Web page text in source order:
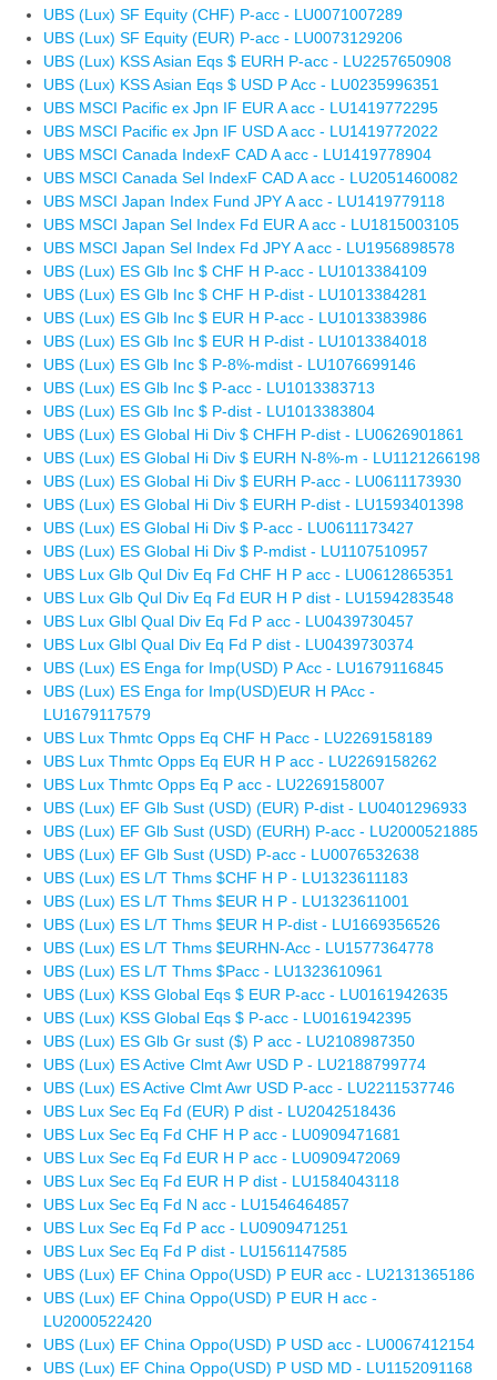
UBS (Lux) SF Equity (CHF) P-acc - LU0071007289
UBS (Lux) SF Equity (EUR) P-acc - LU0073129206
UBS (Lux) KSS Asian Eqs $ EURH P-acc - LU2257650908
UBS (Lux) KSS Asian Eqs $ USD P Acc - LU0235996351
UBS MSCI Pacific ex Jpn IF EUR A acc - LU1419772295
UBS MSCI Pacific ex Jpn IF USD A acc - LU1419772022
UBS MSCI Canada IndexF CAD A acc - LU1419778904
UBS MSCI Canada Sel IndexF CAD A acc - LU2051460082
UBS MSCI Japan Index Fund JPY A acc - LU1419779118
UBS MSCI Japan Sel Index Fd EUR A acc - LU1815003105
UBS MSCI Japan Sel Index Fd JPY A acc - LU1956898578
UBS (Lux) ES Glb Inc $ CHF H P-acc - LU1013384109
UBS (Lux) ES Glb Inc $ CHF H P-dist - LU1013384281
UBS (Lux) ES Glb Inc $ EUR H P-acc - LU1013383986
UBS (Lux) ES Glb Inc $ EUR H P-dist - LU1013384018
UBS (Lux) ES Glb Inc $ P-8%-mdist - LU1076699146
UBS (Lux) ES Glb Inc $ P-acc - LU1013383713
UBS (Lux) ES Glb Inc $ P-dist - LU1013383804
UBS (Lux) ES Global Hi Div $ CHFH P-dist - LU0626901861
UBS (Lux) ES Global Hi Div $ EURH N-8%-m - LU1121266198
UBS (Lux) ES Global Hi Div $ EURH P-acc - LU0611173930
UBS (Lux) ES Global Hi Div $ EURH P-dist - LU1593401398
UBS (Lux) ES Global Hi Div $ P-acc - LU0611173427
UBS (Lux) ES Global Hi Div $ P-mdist - LU1107510957
UBS Lux Glb Qul Div Eq Fd CHF H P acc - LU0612865351
UBS Lux Glb Qul Div Eq Fd EUR H P dist - LU1594283548
UBS Lux Glbl Qual Div Eq Fd P acc - LU0439730457
UBS Lux Glbl Qual Div Eq Fd P dist - LU0439730374
UBS (Lux) ES Enga for Imp(USD) P Acc - LU1679116845
UBS (Lux) ES Enga for Imp(USD)EUR H PAcc -
LU1679117579
UBS Lux Thmtc Opps Eq CHF H Pacc - LU2269158189
UBS Lux Thmtc Opps Eq EUR H P acc - LU2269158262
UBS Lux Thmtc Opps Eq P acc - LU2269158007
UBS (Lux) EF Glb Sust (USD) (EUR) P-dist - LU0401296933
UBS (Lux) EF Glb Sust (USD) (EURH) P-acc - LU2000521885
UBS (Lux) EF Glb Sust (USD) P-acc - LU0076532638
UBS (Lux) ES L/T Thms $CHF H P - LU1323611183
UBS (Lux) ES L/T Thms $EUR H P - LU1323611001
UBS (Lux) ES L/T Thms $EUR H P-dist - LU1669356526
UBS (Lux) ES L/T Thms $EURHN-Acc - LU1577364778
UBS (Lux) ES L/T Thms $Pacc - LU1323610961
UBS (Lux) KSS Global Eqs $ EUR P-acc - LU0161942635
UBS (Lux) KSS Global Eqs $ P-acc - LU0161942395
UBS (Lux) ES Glb Gr sust ($) P acc - LU2108987350
UBS (Lux) ES Active Clmt Awr USD P - LU2188799774
UBS (Lux) ES Active Clmt Awr USD P-acc - LU2211537746
UBS Lux Sec Eq Fd (EUR) P dist - LU2042518436
UBS Lux Sec Eq Fd CHF H P acc - LU0909471681
UBS Lux Sec Eq Fd EUR H P acc - LU0909472069
UBS Lux Sec Eq Fd EUR H P dist - LU1584043118
UBS Lux Sec Eq Fd N acc - LU1546464857
UBS Lux Sec Eq Fd P acc - LU0909471251
UBS Lux Sec Eq Fd P dist - LU1561147585
UBS (Lux) EF China Oppo(USD) P EUR acc - LU2131365186
UBS (Lux) EF China Oppo(USD) P EUR H acc -
LU2000522420
UBS (Lux) EF China Oppo(USD) P USD acc - LU0067412154
UBS (Lux) EF China Oppo(USD) P USD MD - LU1152091168